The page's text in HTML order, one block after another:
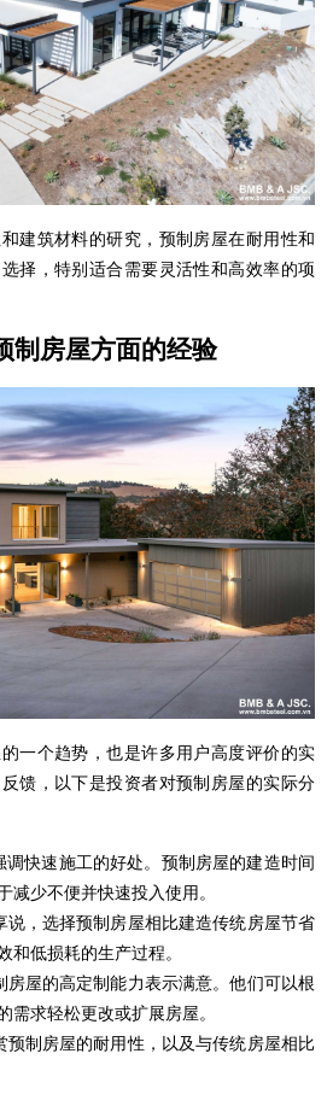
建筑材料的研究，预制房屋在耐用性和
择，特别适合需要灵活性和高效率的项
制房屋方面的经验
一个趋势，也是许多用户高度评价的实
馈，以下是投资者对预制房屋的实际分
调快速施工的好处。预制房屋的建造时间
减少不便并快速投入使用。
说，选择预制房屋相比建造传统房屋节省
和低损耗的生产过程。
房屋的高定制能力表示满意。他们可以根
需求轻松更改或扩展房屋。
预制房屋的耐用性，以及与传统房屋相比